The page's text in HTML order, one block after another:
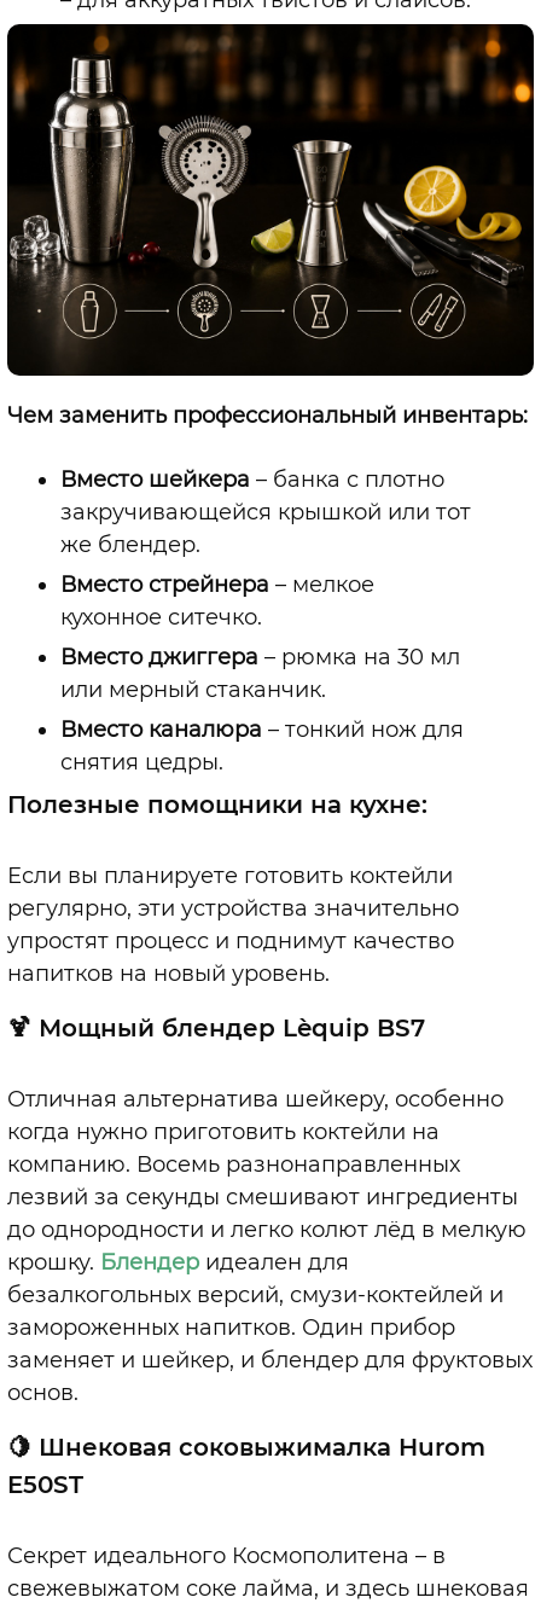
Чем заменить профессиональный инвентарь:
Вместо шейкера –банка с плотно
закручивающейся крышкой или тот
же блендер.
Вместо стрейнера –мелкое
кухонное ситечко.
Вместо джиггера –рюмка на 30 мл
или мерный стаканчик.
Вместо каналюра –тонкий нож для
снятия цедры.
Полезные помощники на кухне:
Если вы планируете готовить коктейли
регулярно, эти устройства значительно
упростят процесс и поднимут качество
напитков на новый уровень.
🍹 Мощный блендер L`equip BS7
Отличная альтернатива шейкеру, особенно
когда нужно приготовить коктейли на
компанию. Восемь разнонаправленных
лезвий за секунды смешивают ингредиенты
до однородности и легко колют лёд в мелкую
крошку. Блендер идеален для
безалкогольных версий, смузи-коктейлей и
замороженных напитков. Один прибор
заменяет и шейкер, и блендер для фруктовых
основ.
🍋 Шнековая соковыжималка Hurom
E50ST
Секрет идеального Космополитена – в
свежевыжатом соке лайма, и здесь шнековая